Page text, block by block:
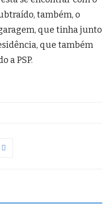
também, o
que tinha junto
que também
a PSP.